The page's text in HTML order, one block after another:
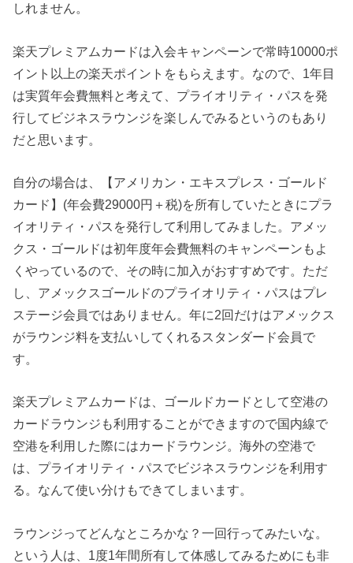
しれません。
楽天プレミアムカードは入会キャンペーンで常時10000ポ
イント以上の楽天ポイントをもらえます。なので、1年目
は実質年会費無料と考えて、プライオリティ・パスを発
行してビジネスラウンジを楽しんでみるというのもあり
だと思います。
自分の場合は、【アメリカン・エキスプレス・ゴールド
カード】(年会費29000円＋税)を所有していたときにプラ
イオリティ・パスを発行して利用してみました。アメッ
クス・ゴールドは初年度年会費無料のキャンペーンもよ
くやっているので、その時に加入がおすすめです。ただ
し、アメックスゴールドのプライオリティ・パスはプレ
ステージ会員ではありません。年に2回だけはアメックス
がラウンジ料を支払いしてくれるスタンダード会員で
す。
楽天プレミアムカードは、ゴールドカードとして空港の
カードラウンジも利用することができますので国内線で
空港を利用した際にはカードラウンジ。海外の空港で
は、プライオリティ・パスでビジネスラウンジを利用す
る。なんて使い分けもできてしまいます。
ラウンジってどんなところかな？一回行ってみたいな。
という人は、1度1年間所有して体感してみるためにも非